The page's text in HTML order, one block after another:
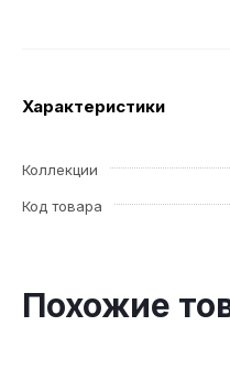
Характеристики
Коллекции
Код товара
Похожие